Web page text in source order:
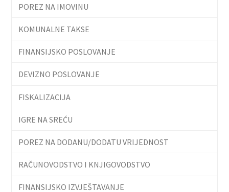
POREZ NA IMOVINU
KOMUNALNE TAKSE
FINANSIJSKO POSLOVANJE
DEVIZNO POSLOVANJE
FISKALIZACIJA
IGRE NA SREĆU
POREZ NA DODANU/DODATU VRIJEDNOST
RAČUNOVODSTVO I KNJIGOVODSTVO
FINANSIJSKO IZVJEŠTAVANJE